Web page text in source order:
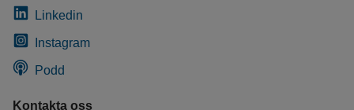
Linkedin
Instagram
Podd
Kontakta oss